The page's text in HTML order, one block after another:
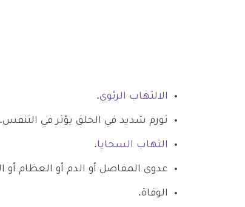
الالتهاب الرئوي.
تورم شديد في الحلق يؤثر في التنفس.
التهاب السحايا.
عدوى المفاصل أو الدم أو العظام أو
الوفاة.